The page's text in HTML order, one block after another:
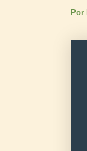
Por